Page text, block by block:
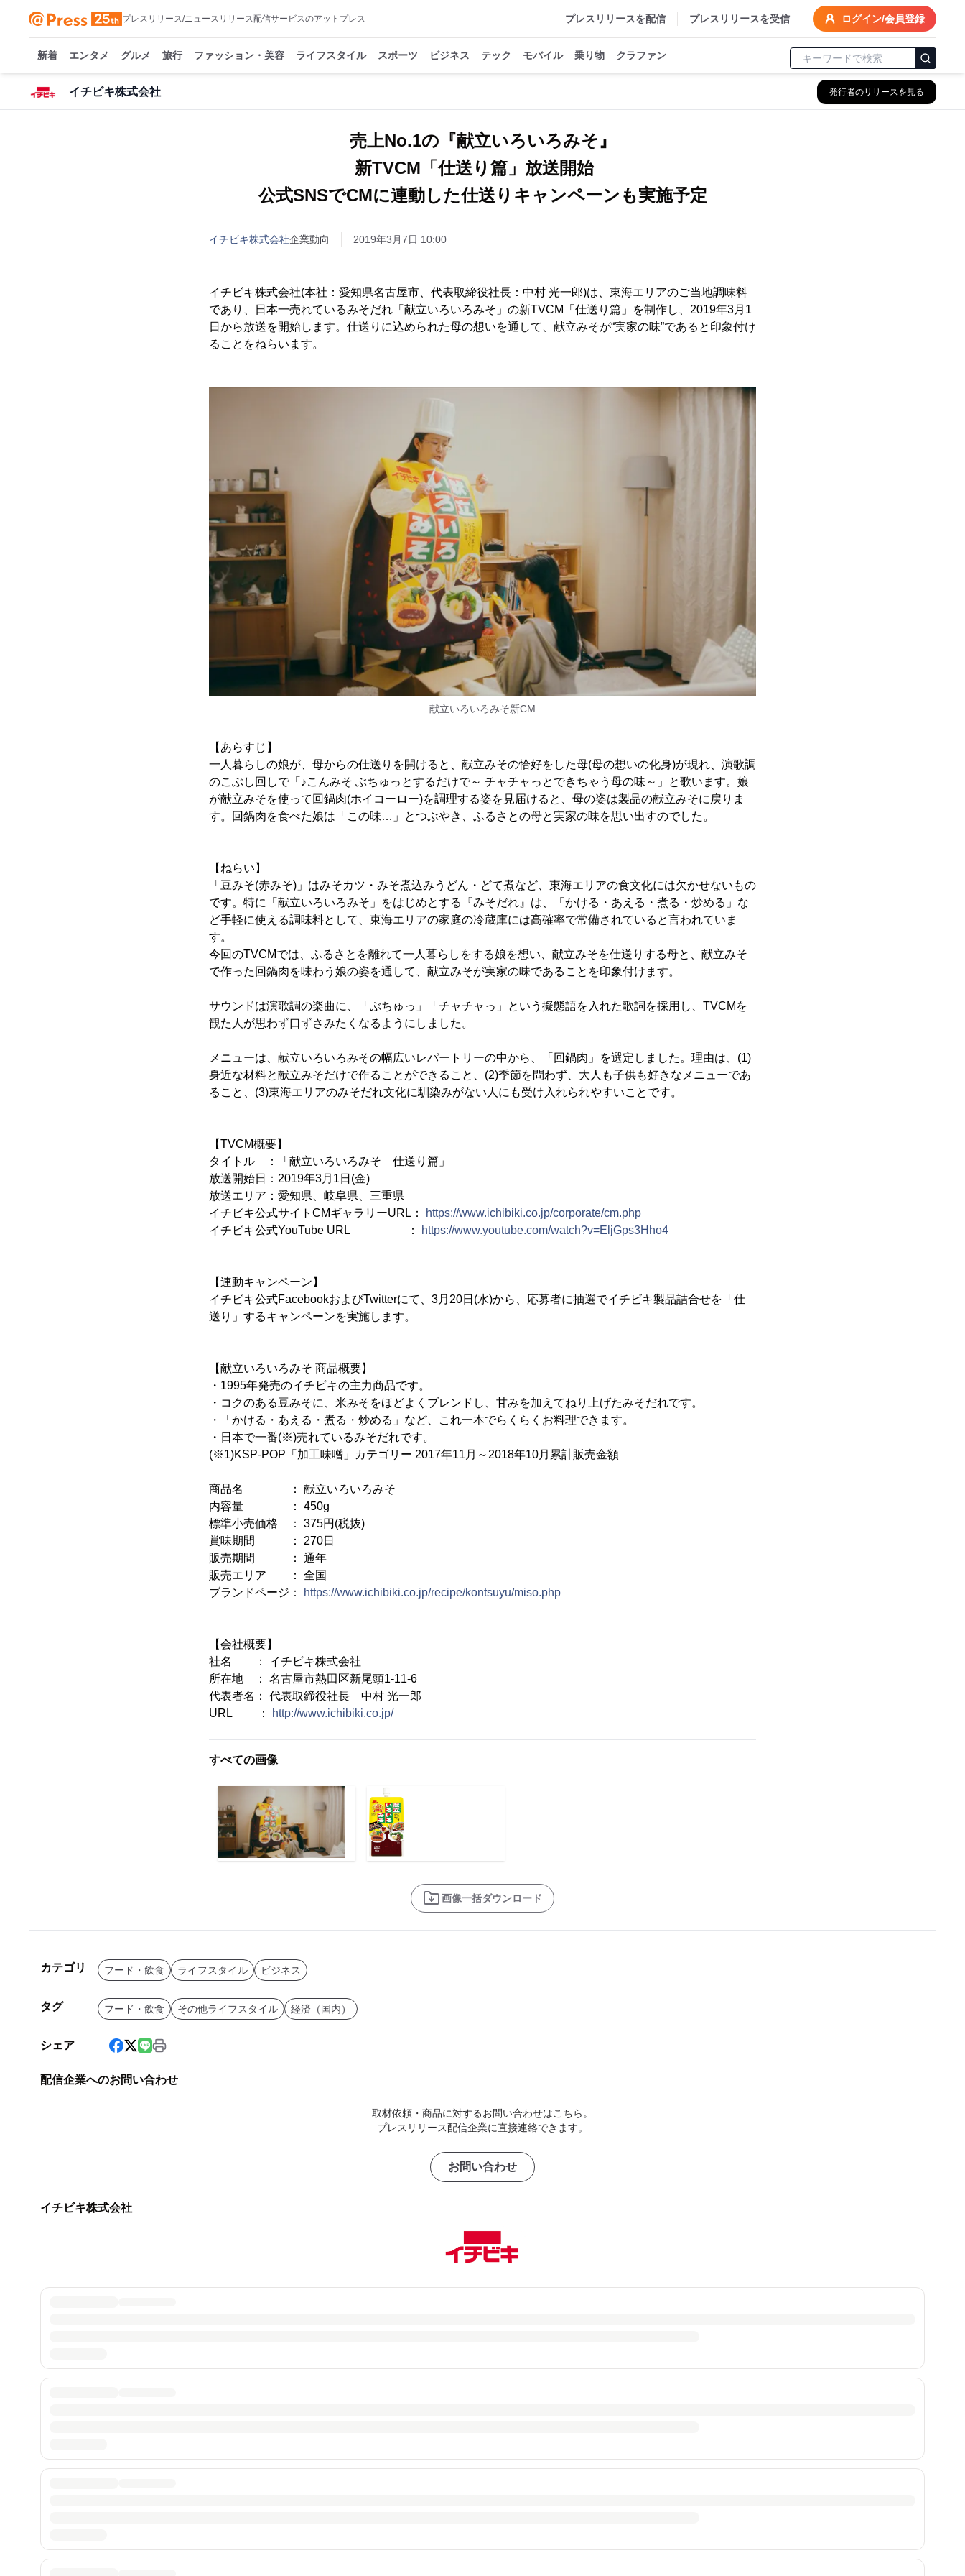
プレスリリース/ニュースリリース配信サービスのアットプレス プレスリリースを配信 プレスリリースを受信 ログイン/会員登録
新着 エンタメ グルメ 旅行 ファッション・美容 ライフスタイル スポーツ ビジネス テック モバイル 乗り物 クラファン
イチビキ株式会社 発行者のリリースを見る
売上No.1の『献立いろいろみそ』
新TVCM「仕送り篇」放送開始
公式SNSでCMに連動した仕送りキャンペーンも実施予定
イチビキ株式会社企業動向 2019年3月7日 10:00
イチビキ株式会社(本社：愛知県名古屋市、代表取締役社長：中村 光一郎)は、東海エリアのご当地調味料
であり、日本一売れているみそだれ「献立いろいろみそ」の新TVCM「仕送り篇」を制作し、2019年3月1
日から放送を開始します。仕送りに込められた母の想いを通して、献立みそが“実家の味”であると印象付け
ることをねらいます。
献立いろいろみそ新CM
【あらすじ】
一人暮らしの娘が、母からの仕送りを開けると、献立みその恰好をした母(母の想いの化身)が現れ、演歌調
のこぶし回しで「♪こんみそ ぶちゅっとするだけで～ チャチャっとできちゃう母の味～」と歌います。娘
が献立みそを使って回鍋肉(ホイコーロー)を調理する姿を見届けると、母の姿は製品の献立みそに戻りま
す。回鍋肉を食べた娘は「この味…」とつぶやき、ふるさとの母と実家の味を思い出すのでした。
【ねらい】
「豆みそ(赤みそ)」はみそカツ・みそ煮込みうどん・どて煮など、東海エリアの食文化には欠かせないもの
です。特に「献立いろいろみそ」をはじめとする『みそだれ』は、「かける・あえる・煮る・炒める」な
ど手軽に使える調味料として、東海エリアの家庭の冷蔵庫には高確率で常備されていると言われていま
す。
今回のTVCMでは、ふるさとを離れて一人暮らしをする娘を想い、献立みそを仕送りする母と、献立みそ
で作った回鍋肉を味わう娘の姿を通して、献立みそが実家の味であることを印象付けます。
サウンドは演歌調の楽曲に、「ぶちゅっ」「チャチャっ」という擬態語を入れた歌詞を採用し、TVCMを
観た人が思わず口ずさみたくなるようにしました。
メニューは、献立いろいろみその幅広いレパートリーの中から、「回鍋肉」を選定しました。理由は、(1)
身近な材料と献立みそだけで作ることができること、(2)季節を問わず、大人も子供も好きなメニューであ
ること、(3)東海エリアのみそだれ文化に馴染みがない人にも受け入れられやすいことです。
【TVCM概要】
タイトル ：「献立いろいろみそ 仕送り篇」
放送開始日：2019年3月1日(金)
放送エリア：愛知県、岐阜県、三重県
イチビキ公式サイトCMギャラリーURL：
https://www.ichibiki.co.jp/corporate/cm.php
イチビキ公式YouTube URL ：
https://www.youtube.com/watch?v=EljGps3Hho4
【連動キャンペーン】
イチビキ公式FacebookおよびTwitterにて、3月20日(水)から、応募者に抽選でイチビキ製品詰合せを「仕
送り」するキャンペーンを実施します。
【献立いろいろみそ 商品概要】
・1995年発売のイチビキの主力商品です。
・コクのある豆みそに、米みそをほどよくブレンドし、甘みを加えてねり上げたみそだれです。
・「かける・あえる・煮る・炒める」など、これ一本でらくらくお料理できます。
・日本で一番(※)売れているみそだれです。
(※1)KSP-POP「加工味噌」カテゴリー 2017年11月～2018年10月累計販売金額
商品名 ： 献立いろいろみそ
内容量 ： 450g
標準小売価格 ： 375円(税抜)
賞味期間 ： 270日
販売期間 ： 通年
販売エリア ： 全国
ブランドページ：
https://www.ichibiki.co.jp/recipe/kontsuyu/miso.php
【会社概要】
社名 ： イチビキ株式会社
所在地 ： 名古屋市熱田区新尾頭1-11-6
代表者名： 代表取締役社長 中村 光一郎
URL ：
http://www.ichibiki.co.jp/
すべての画像
画像一括ダウンロード
カテゴリ フード・飲食 ライフスタイル ビジネス
タグ フード・飲食 その他ライフスタイル 経済（国内）
シェア
配信企業へのお問い合わせ
取材依頼・商品に対するお問い合わせはこちら。
プレスリリース配信企業に直接連絡できます。
お問い合わせ
イチビキ株式会社